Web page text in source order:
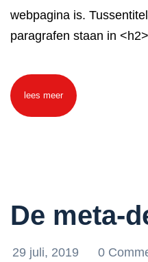
webpagina is.
paragrafen staan in
lees meer
De meta-
29 juli, 2019 0